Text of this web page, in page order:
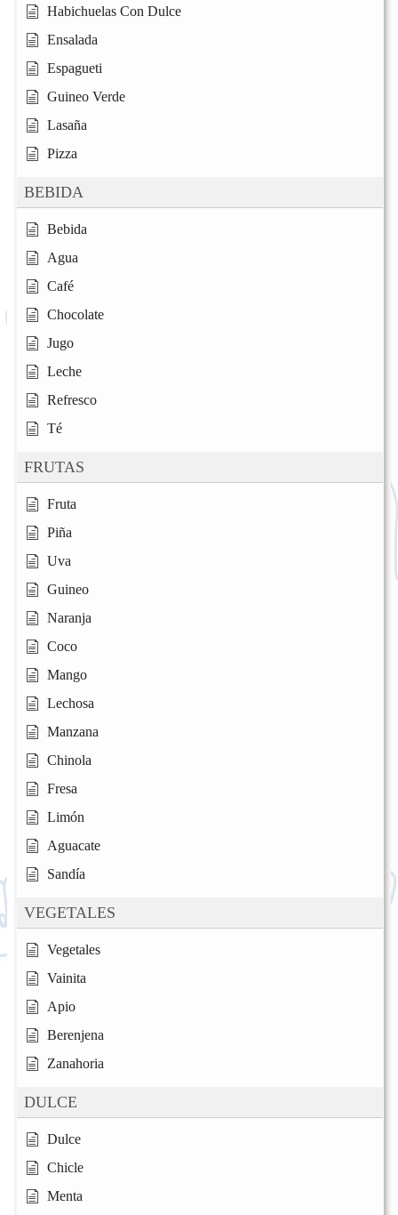
Habichuelas Con Dulce
Ensalada
Espagueti
Guineo Verde
Lasaña
Pizza
BEBIDA
Bebida
Agua
Café
Chocolate
Jugo
Leche
Refresco
Té
FRUTAS
Fruta
Piña
Uva
Guineo
Naranja
Coco
Mango
Lechosa
Manzana
Chinola
Fresa
Limón
Aguacate
Sandía
VEGETALES
Vegetales
Vainita
Apio
Berenjena
Zanahoria
DULCE
Dulce
Chicle
Menta